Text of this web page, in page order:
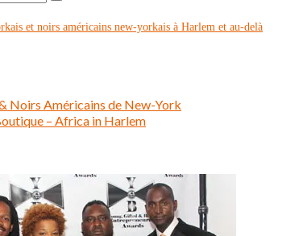
Noirs Américains de New-York
– Africa in Harlem